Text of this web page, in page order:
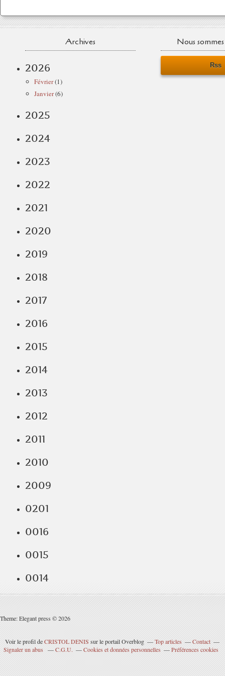
Archives
2026
Février(1)
Janvier(6)
2025
2024
2023
2022
2021
2020
2019
2018
2017
2016
2015
2014
2013
2012
2011
2010
2009
0201
0016
0015
0014
Nous
Rss
Theme: Elegant press © 2026
Voir le profil deCRISTOL DENIS sur le portail Overblog Top articles
Contact
Signaler un abus
C.G.U. Cookies et données personnelles Préférences cookies